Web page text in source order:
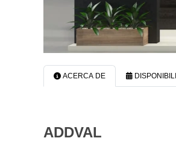
ACERCA DE
ADDVAL